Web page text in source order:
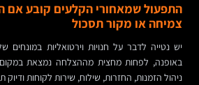
התפעול שמאחורי הקלעים קובע אם
צמיחה או מקור תסכול
יש נטייה לדבר על חנויות וירטואליות במונחים
באופנה, לפחות מחצית מההצלחה נמצאת במקום
ניהול הזמנות, החזרות, שילוח, שירות לקוחות ודיוק